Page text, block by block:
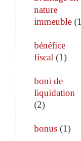
nature
immeuble (1
bénéfice
fiscal (1)
boni de
liquidation
(2)
bonus (1)